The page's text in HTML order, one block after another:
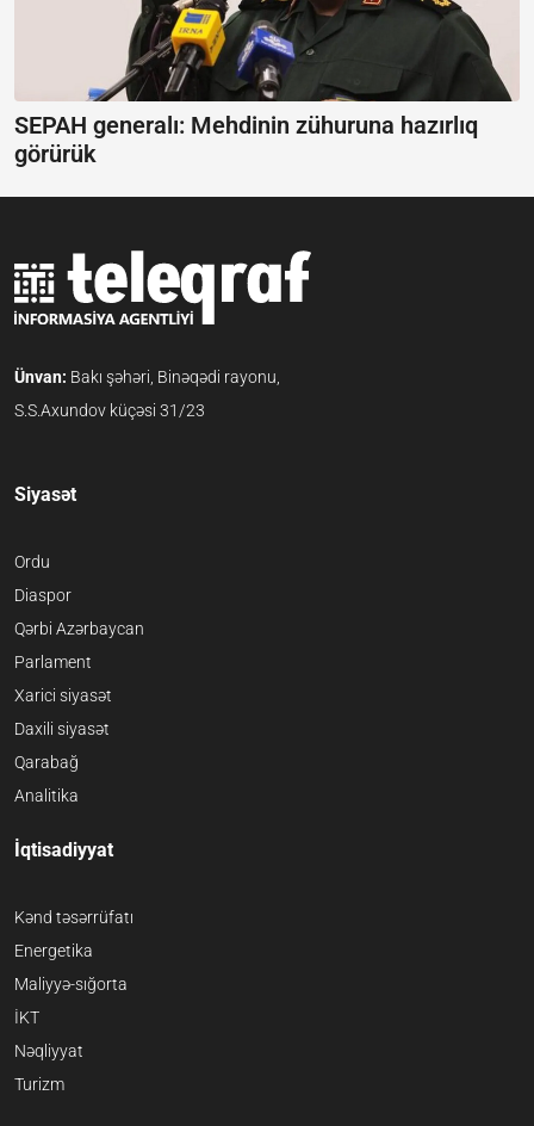
SEPAH generalı: Mehdinin zühuruna hazırlıq
görürük
Ünvan: Bakı şəhəri, Binəqədi rayonu,
S.S.Axundov küçəsi 31/23
Siyasət
Ordu
Diaspor
Qərbi Azərbaycan
Parlament
Xarici siyasət
Daxili siyasət
Qarabağ
Analitika
İqtisadiyyat
Kənd təsərrüfatı
Energetika
Maliyyə-sığorta
İKT
Nəqliyyat
Turizm